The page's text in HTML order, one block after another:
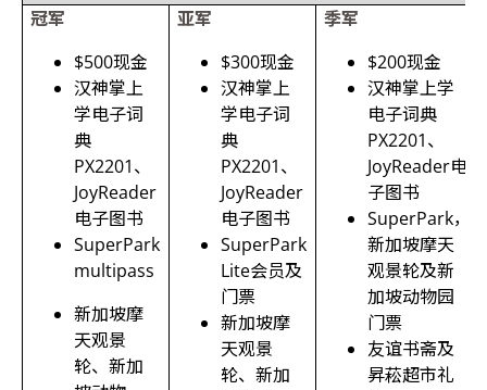
冠军
$500现金
汉神掌上
学电子词
典
PX2201、
JoyReader
电子图书
SuperPark
multipass
新加坡摩
天观景
轮、新加
亚军
$300现金
汉神掌上
学电子词
典
PX2201、
JoyReader
电子图书
SuperPark
Lite会员及
门票
新加坡摩
天观景
轮、新加
季军
$200现金
汉神掌上学
电子词典
PX2201、
JoyReader电
子图书
SuperPark，
新加坡摩天
观景轮及新
加坡动物园
门票
友谊书斋及
昇菘超市礼